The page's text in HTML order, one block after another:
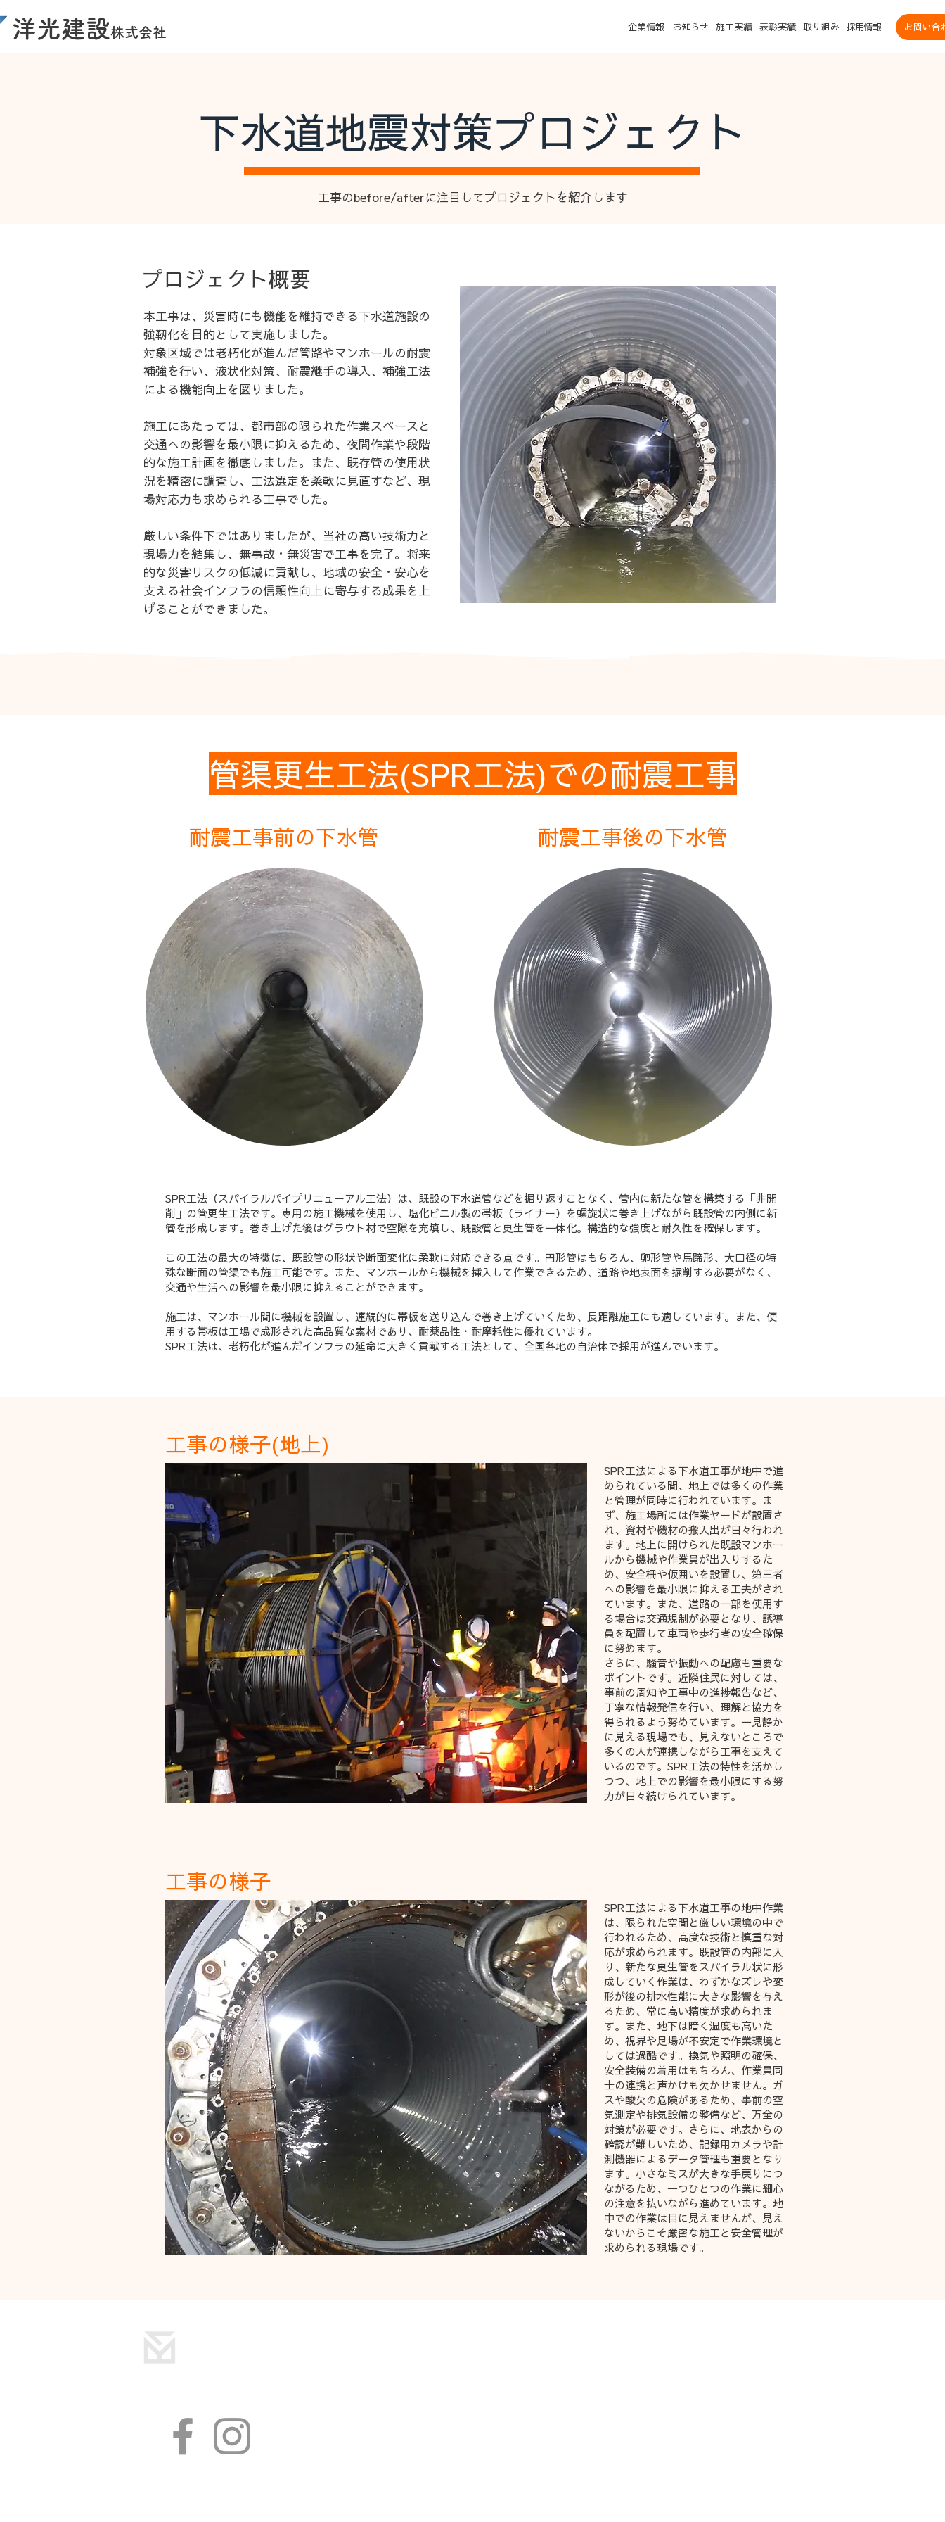
洋光建設株式会社 企業情報 お知らせ 施工実績 表彰実績 取り組み お問い合
採用情報
下水道地震対策プロジェクト
工事のbefore/afterに注目してプロジェクトを紹介します
​プロジェクト概要
本工事は、災害時にも機能を維持できる下水道施設の
強靭化を目的として実施しました。
対象区域では老朽化が進んだ管路やマンホールの耐震
補強を行い、液状化対策、耐震継手の導入、補強工法
による機能向上を図りました。
施工にあたっては、都市部の限られた作業スペースと
交通への影響を最小限に抑えるため、夜間作業や段階
的な施工計画を徹底しました。また、既存管の使用状
況を精密に調査し、工法選定を柔軟に見直すなど、現
場対応力も求められる工事でした。
厳しい条件下ではありましたが、当社の高い技術力と
現場力を結集し、無事故・無災害で工事を完了。将来
的な災害リスクの低減に貢献し、地域の安全・安心を
支える社会インフラの信頼性向上に寄与する成果を上
げることができました。
管渠更生工法(SPR工法)での耐震工事
耐震工事前の下水管 耐震工事後の下水管
SPR工法（スパイラルパイプリニューアル工法）は、既設の下水道管などを掘り返すことなく、管内に新たな管を構築する「非開
削」の管更生工法です。専用の施工機械を使用し、塩化ビニル製の帯板（ライナー）を螺旋状に巻き上げながら既設管の内側に新
管を形成します。巻き上げた後はグラウト材で空隙を充填し、既設管と更生管を一体化。構造的な強度と耐久性を確保します。
この工法の最大の特徴は、既設管の形状や断面変化に柔軟に対応できる点です。円形管はもちろん、卵形管や馬蹄形、大口径の特
殊な断面の管渠でも施工可能です。また、マンホールから機械を挿入して作業できるため、道路や地表面を掘削する必要がなく、
交通や生活への影響を最小限に抑えることができます。
施工は、マンホール間に機械を設置し、連続的に帯板を送り込んで巻き上げていくため、長距離施工にも適しています。また、使
用する帯板は工場で成形された高品質な素材であり、耐薬品性・耐摩耗性に優れています。
SPR工法は、老朽化が進んだインフラの延命に大きく貢献する工法として、全国各地の自治体で採用が進んでいます。
工事の様子(地上)
SPR工法による下水道工事が地中で進
められている間、地上では多くの作業
と管理が同時に行われています。ま
ず、施工場所には作業ヤードが設置さ
れ、資材や機材の搬入出が日々行われ
ます。地上に開けられた既設マンホー
ルから機械や作業員が出入りするた
め、安全柵や仮囲いを設置し、第三者
への影響を最小限に抑える工夫がされ
ています。また、道路の一部を使用す
る場合は交通規制が必要となり、誘導
員を配置して車両や歩行者の安全確保
に努めます。
さらに、騒音や振動への配慮も重要な
ポイントです。近隣住民に対しては、
事前の周知や工事中の進捗報告など、
丁寧な情報発信を行い、理解と協力を
得られるよう努めています。一見静か
に見える現場でも、見えないところで
多くの人が連携しながら工事を支えて
いるのです。SPR工法の特性を活かし
つつ、地上での影響を最小限にする努
力が日々続けられています。
工事の様子
SPR工法による下水道工事の地中作業
は、限られた空間と厳しい環境の中で
行われるため、高度な技術と慎重な対
応が求められます。既設管の内部に入
り、新たな更生管をスパイラル状に形
成していく作業は、わずかなズレや変
形が後の排水性能に大きな影響を与え
るため、常に高い精度が求められま
す。また、地下は暗く湿度も高いた
め、視界や足場が不安定で作業環境と
しては過酷です。換気や照明の確保、
安全装備の着用はもちろん、作業員同
士の連携と声かけも欠かせません。ガ
スや酸欠の危険があるため、事前の空
気測定や排気設備の整備など、万全の
対策が必要です。さらに、地表からの
確認が難しいため、記録用カメラや計
測機器によるデータ管理も重要となり
ます。小さなミスが大きな手戻りにつ
ながるため、一つひとつの作業に細心
の注意を払いながら進めています。地
中での作業は目に見えませんが、見え
ないからこそ厳密な施工と安全管理が
求められる現場です。